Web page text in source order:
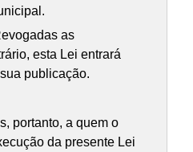
as
esta Lei entrará
publicação.
portanto, a quem o
da presente Lei